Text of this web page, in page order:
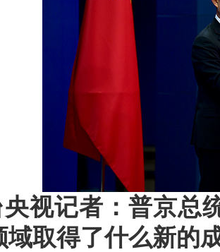
央视记者：普京总
域取得了什么新的